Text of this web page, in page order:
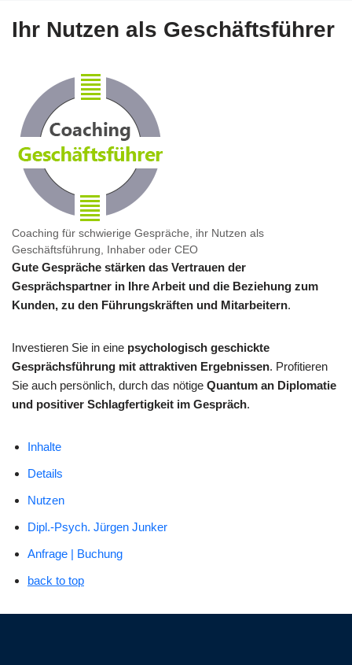
Ihr Nutzen als Geschäftsführer
Coaching für schwierige Gespräche, ihr Nutzen als
Geschäftsführung, Inhaber oder CEO
Gute Gespräche stärken das Vertrauen der
Gesprächspartner in Ihre Arbeit und die Beziehung zum
Kunden, zu den Führungskräften und Mitarbeitern.
Investieren Sie in eine psychologisch geschickte
Gesprächsführung mit attraktiven Ergebnissen. Profitieren
Sie auch persönlich, durch das nötige Quantum an Diplomatie
und positiver Schlagfertigkeit im Gespräch.
Inhalte
Details
Nutzen
Dipl.-Psych. Jürgen Junker
Anfrage | Buchung
back to top